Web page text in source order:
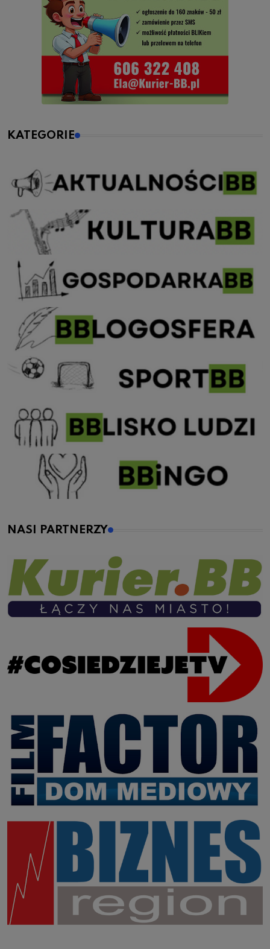
KATEGORIE
NASI PARTNERZY